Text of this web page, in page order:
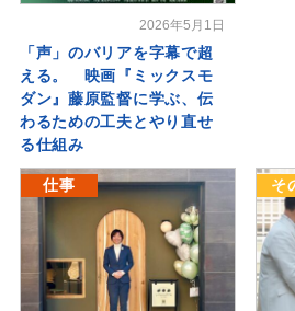
2026年5月1日
「声」のバリアを字幕で超
える。 映画『ミックスモ
ダン』藤原監督に学ぶ、伝
わるための工夫とやり直せ
る仕組み
仕事 そ